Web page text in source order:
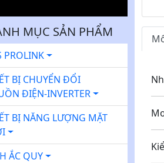
MỤC SẢN PHẨM
PROLINK
BỊ CHUYỂN ĐỔI
ĐIỆN-INVERTER
BỊ NĂNG LƯỢNG MẶT
ẮC QUY
ạ
i